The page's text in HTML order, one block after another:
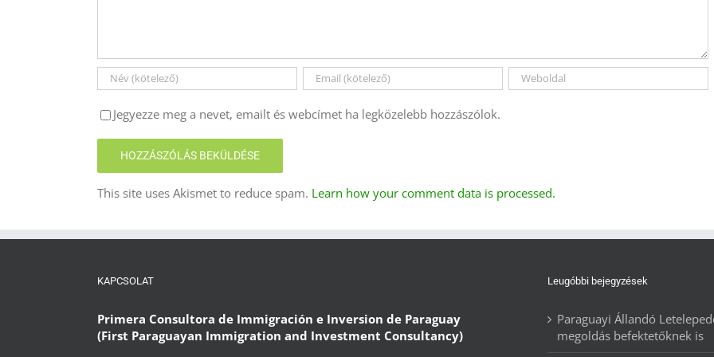
Jegyezze meg a nevet, emailt és webcímet ha legközelebb hozzászólok.
This site uses Akismet to reduce spam. Learn how your comment data is processed.
KAPCSOLAT
Primera Consultora de Immigración e Inversion de Paraguay
(First Paraguayan Immigration and Investment Consultancy)
Leugóbbi bejegyzések
Paraguayi Állandó
megoldás befektetőknek is